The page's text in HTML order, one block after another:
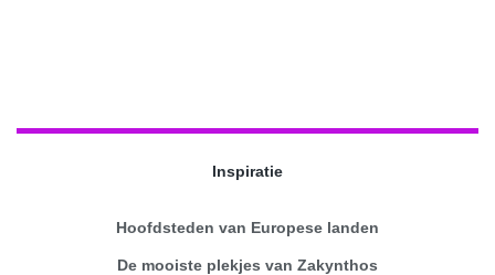
Inspiratie
Hoofdsteden van Europese landen
De mooiste plekjes van Zakynthos